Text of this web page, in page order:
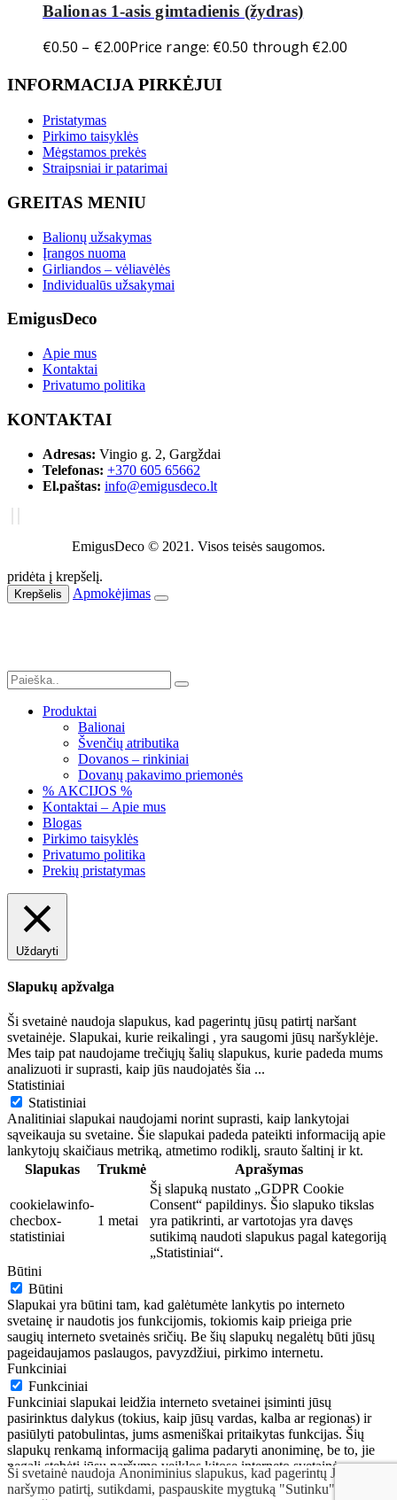
Balionas 1-asis gimtadienis (žydras)
€0.50 – €2.00Price range: €0.50 through €2.00
INFORMACIJA PIRKĖJUI
Pristatymas
Pirkimo taisyklės
Mėgstamos prekės
Straipsniai ir patarimai
GREITAS MENIU
Balionų užsakymas
Įrangos nuoma
Girliandos – vėliavėlės
Individualūs užsakymai
EmigusDeco
Apie mus
Kontaktai
Privatumo politika
KONTAKTAI
Adresas: Vingio g. 2, Gargždai
Telefonas: +370 605 65662
El.paštas: info@emigusdeco.lt
EmigusDeco © 2021. Visos teisės saugomos.
pridėta į krepšelį.
Krepšelis Apmokėjimas
Produktai
Balionai
Švenčių atributika
Dovanos – rinkiniai
Dovanų pakavimo priemonės
% AKCIJOS %
Kontaktai – Apie mus
Blogas
Pirkimo taisyklės
Privatumo politika
Prekių pristatymas
Ši svetainė naudoja Anoniminius slapukus, kad pagerintų Jūsų
naršymo patirtį, sutikdami, paspauskite mygtuką "Sutinku" arba
Uždaryti
Slapukų apžvalga
Ši svetainė naudoja slapukus, kad pagerintų jūsų patirtį naršant
svetainėje. Slapukai, kurie reikalingi , yra saugomi jūsų naršyklėje.
Mes taip pat naudojame trečiųjų šalių slapukus, kurie padeda mums
analizuoti ir suprasti, kaip jūs naudojatės šia ...
Statistiniai
Statistiniai
Analitiniai slapukai naudojami norint suprasti, kaip lankytojai
sąveikauja su svetaine. Šie slapukai padeda pateikti informaciją apie
lankytojų skaičiaus metriką, atmetimo rodiklį, srauto šaltinį ir kt.
Slapukas
Trukmė Aprašymas
cookielawinfo-
checbox-
statistiniai
1 metai
Šį slapuką nustato „GDPR Cookie
Consent“ papildinys. Šio slapuko tikslas
yra patikrinti, ar vartotojas yra davęs
sutikimą naudoti slapukus pagal kategoriją
„Statistiniai“.
Būtini
Būtini
Slapukai yra būtini tam, kad galėtumėte lankytis po interneto
svetainę ir naudotis jos funkcijomis, tokiomis kaip prieiga prie
saugių interneto svetainės sričių. Be šių slapukų negalėtų būti jūsų
pageidaujamos paslaugos, pavyzdžiui, pirkimo internetu.
Funkciniai
Funkciniai
Funkciniai slapukai leidžia interneto svetainei įsiminti jūsų
pasirinktus dalykus (tokius, kaip jūsų vardas, kalba ar regionas) ir
pasiūlyti patobulintas, jums asmeniškai pritaikytas funkcijas. Šių
slapukų renkamą informaciją galima padaryti anoniminę, be to, jie
negali stebėti jūsų naršymo veiklos kitose interneto svetainėse.
IŠSAUGOTI IR SUTIKTI